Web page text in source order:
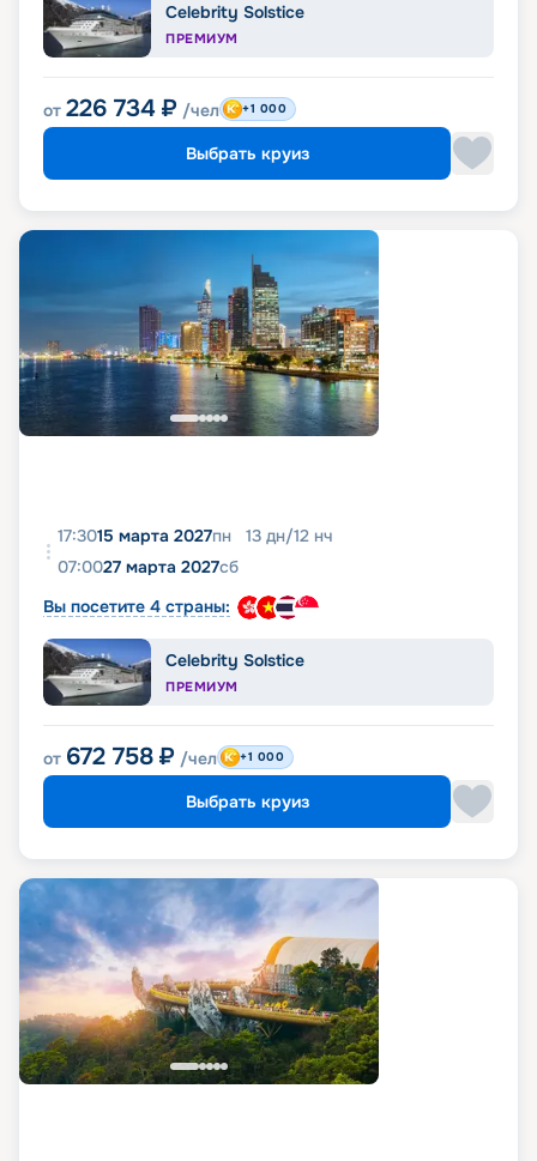
Celebrity Solstice
ПРЕМИУМ
от 226 734 ₽ /чел +1 000
Выбрать круиз
17:3015 марта 2027пн 13 дн/12 нч
07:0027 марта 2027сб
Вы посетите 4 страны:
Celebrity Solstice
ПРЕМИУМ
от 672 758 ₽ /чел +1 000
Выбрать круиз